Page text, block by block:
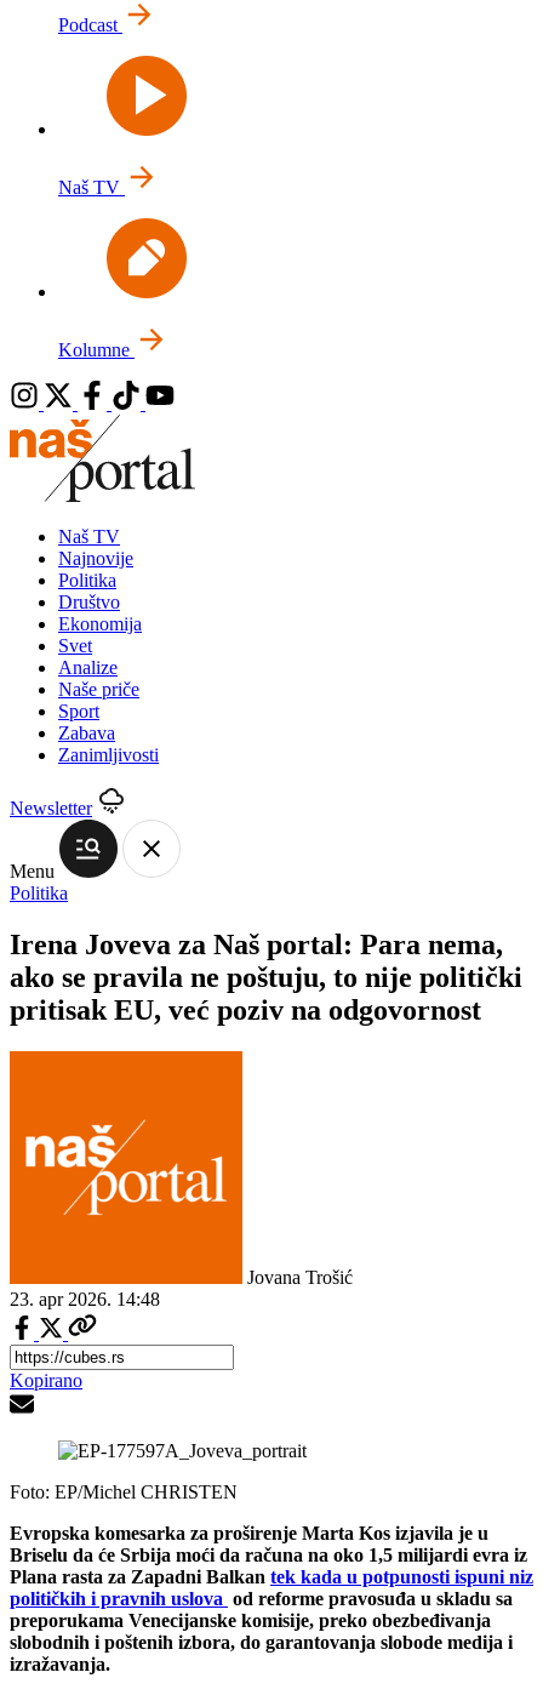
Podcast
Naš TV
Kolumne
Naš TV
Najnovije
Politika
Društvo
Ekonomija
Svet
Analize
Naše priče
Sport
Zabava
Zanimljivosti
Newsletter
Menu
Politika
Irena Joveva za Naš portal: Para nema,
ako se pravila ne poštuju, to nije politički
pritisak EU, već poziv na odgovornost
Jovana Trošić
23. apr 2026. 14:48
Kopirano
Foto: EP/Michel CHRISTEN
Evropska komesarka za proširenje Marta Kos izjavila je u
Briselu da će Srbija moći da računa na oko 1,5 milijardi evra iz
Plana rasta za Zapadni Balkan tek kada u potpunosti ispuni niz
političkih i pravnih uslova od reforme pravosuđa u skladu sa
preporukama Venecijanske komisije, preko obezbeđivanja
slobodnih i poštenih izbora, do garantovanja slobode medija i
izražavanja.